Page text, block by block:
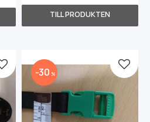
Lägg till i favoriter
30 % Lägg